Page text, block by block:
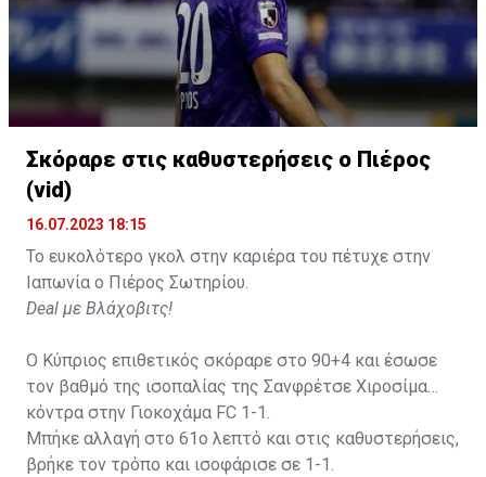
Σκόραρε στις καθυστερήσεις ο Πιέρος
(vid)
16.07.2023 18:15
Το ευκολότερο γκολ στην καριέρα του πέτυχε στην
Ιαπωνία ο Πιέρος Σωτηρίου.
Deal με Βλάχοβιτς!
Ο Κύπριος επιθετικός σκόραρε στο 90+4 και έσωσε
τον βαθμό της ισοπαλίας της Σανφρέτσε Χιροσίμα
κόντρα στην Γιοκοχάμα FC 1-1.
Μπήκε αλλαγή στο 61ο λεπτό και στις καθυστερήσεις,
βρήκε τον τρόπο και ισοφάρισε σε 1-1.